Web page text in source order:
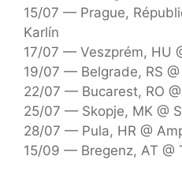
15/07 — Prague,
Karlín
17/07 — Veszprém, HU
19/07 — Belgrade, RS
22/07 — Bucarest, RO
25/07 — Skopje, MK @
28/07 — Pula, HR @
15/09 — Bregenz, AT @